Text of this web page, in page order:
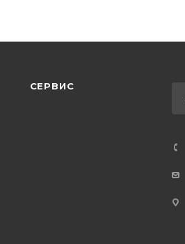
СЕРВИС